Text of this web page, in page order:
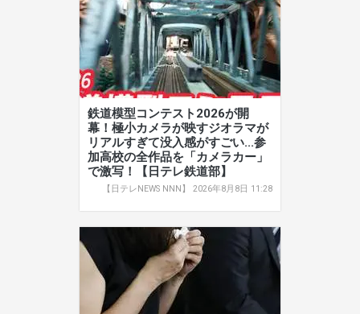
鉄道模型コンテスト2026が開
幕！極小カメラが映すジオラマが
リアルすぎて没入感がすごい...参
加高校の全作品を「カメラカー」
で激写！【日テレ鉄道部】
【日テレNEWS NNN】 2026年8月8日 11:28